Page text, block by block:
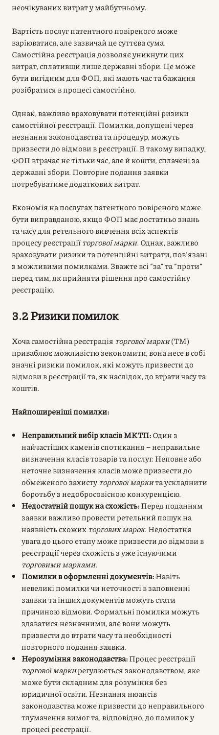
неочікуваних витрат у майбутньому.
Вартість послуг патентного повіреного може
варіюватися, але зазвичай це суттєва сума.
Самостійна реєстрація дозволяє уникнути цих
витрат, сплативши лише державні збори. Це може
бути вигідним для ФОП, які мають час та бажання
розібратися в процесі самостійно.
Однак, важливо враховувати потенційні ризики
самостійної реєстрації. Помилки, допущені через
незнання законодавства та процедур, можуть
призвести до відмови в реєстрації. В такому випадку,
ФОП втрачає не тільки час, але й кошти, сплачені за
державні збори. Повторне подання заявки
потребуватиме додаткових витрат.
Економія на послугах патентного повіреного може
бути виправданою, якщо ФОП має достатньо знань
та часу для ретельного вивчення всіх аспектів
процесу реєстрації торгової марки. Однак, важливо
враховувати ризики та потенційні витрати, пов’язані
з можливими помилками. Зважте всі “за” та “проти”
перед тим, як прийняти рішення про самостійну
реєстрацію.
3.2 Ризики помилок
Хоча самостійна реєстрація торгової марки(ТМ)
приваблює можливістю зекономити, вона несе в собі
значні ризики помилок, які можуть призвести до
відмови в реєстрації та, як наслідок, до втрати часу та
коштів.
Найпоширеніші помилки:
Неправильний вибір класів МКТП:Один з
найчастіших каменів спотикання – неправильне
визначення класів товарів та послуг. Неповне або
неточне визначення класів може призвести до
обмеженого захисту торгової маркита ускладнити
боротьбу з недобросовісною конкуренцією.
Недостатній пошук на схожість:Перед поданням
заявки важливо провести ретельний пошук на
наявність схожих торгових марок. Недостатня
увага до цього етапу може призвести до відмови в
реєстрації через схожість з уже існуючими
торговими марками.
Помилки в оформленні документів:Навіть
невеликі помилки чи неточності в заповненні
заявки та інших документів можуть стати
причиною відмови. Формальні помилки можуть
здаватися незначними, але вони можуть
призвести до втрати часу та необхідності
повторного подання заявки.
Нерозуміння законодавства:Процес реєстрації
торгової маркирегулюється законодавством, яке
може бути складним для розуміння без
юридичної освіти. Незнання нюансів
законодавства може призвести до неправильного
тлумачення вимог та, відповідно, до помилок у
процесі реєстрації.